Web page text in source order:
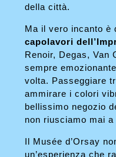
della città.
Ma il vero incanto è
capolavori
Renoir, Degas,
sempre
volta. Passeggiare
ammirare i colori
bellissimo negozio
non riusciamo mai a
Il Musée d’Orsay
un’esperienza che